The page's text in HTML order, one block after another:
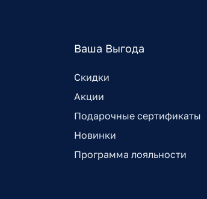
Ваша Выгода
Скидки
Акции
Подарочные сертификаты
Новинки
Программа лояльности